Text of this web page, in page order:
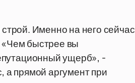
строй. Именно на него сейчас
«Чем быстрее вы
ущерб», -
а прямой аргумент при